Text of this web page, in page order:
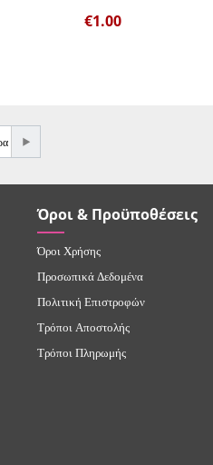
€1.00
Όροι & Προϋποθέσεις
Όροι Χρήσης
Προσωπικά Δεδομένα
Πολιτική Επιστροφών
Τρόποι Αποστολής
Τρόποι Πληρωμής